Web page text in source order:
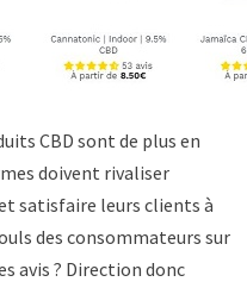
CBD sont de plus en
doivent rivaliser
satisfaire leurs clients à
des consommateurs sur
avis ? Direction donc